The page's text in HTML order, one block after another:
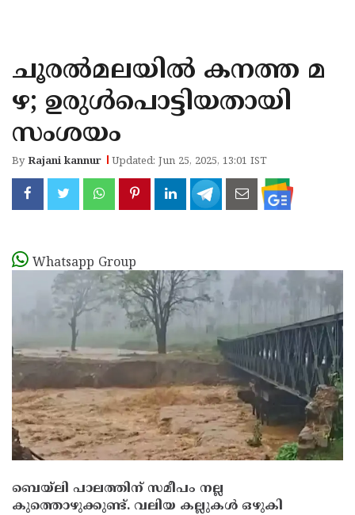
KANNUR
KASARAGOD
ചൂരൽമലയിൽ കനത്ത മ
ഴ; ഉരുൾപൊട്ടിയതായി
സംശയം
ByRajani kannur Updated: Jun 25, 2025, 13:01 IST
Whatsapp Group
ബെയ്‌ലി പാലത്തിന് സമീപം നല്ല
കുത്തൊഴുക്കുണ്ട്. വലിയ കല്ലുകൾ ഒഴുകി